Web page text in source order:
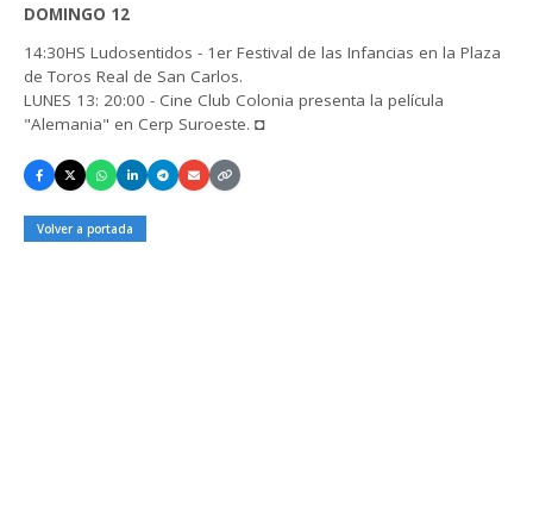
DOMINGO 12
14:30HS Ludosentidos - 1er Festival de las Infancias en la Plaza
de Toros Real de San Carlos.
LUNES 13: 20:00 - Cine Club Colonia presenta la película
"Alemania" en Cerp Suroeste. ◘
Volver a portada